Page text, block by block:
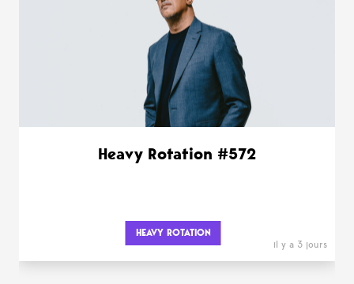
Heavy Rotation #572
HEAVY ROTATION
il y a 3 jours